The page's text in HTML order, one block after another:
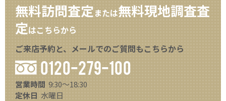
無料訪問査定または無料現地調査査
定はこちらから
ご来店予約と、メールでのご質問もこちらから
0120-279-100
営業時間 9:30～18:30
定休日 水曜日